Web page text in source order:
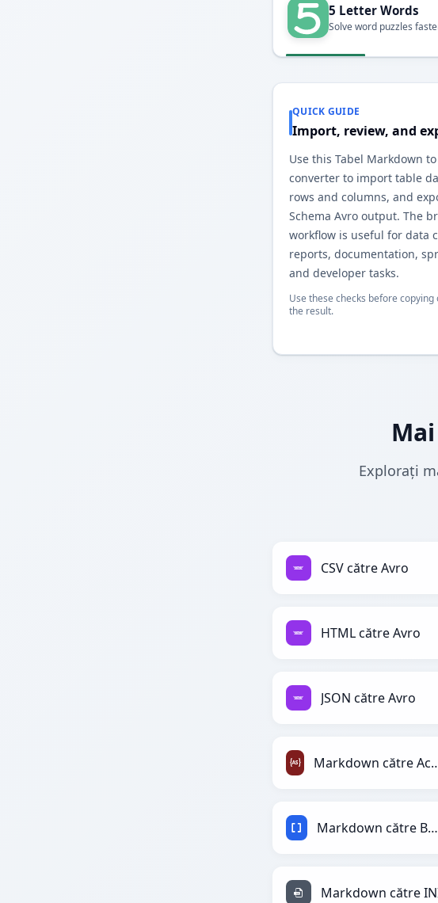
5 Letter Words
Solve word puzzles
QUICK GUIDE
Import, review, and
Use this Tabel Markdown
converter to import table
rows and columns, and
Schema Avro output. The
workflow is useful for data
reports, documentation,
and developer tasks.
Use these checks before
the result.
Explorați
CSV către Avro
HTML către Avro
JSON către Avro
Markdown
Markdown către BBCode
Markdown către